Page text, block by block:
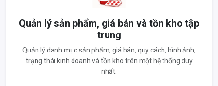
Quản lý sản phẩm, giá bán và tồn kho tập
trung
Quản lý danh mục sản phẩm, giá bán, quy cách, hình ảnh,
trạng thái kinh doanh và tồn kho trên một hệ thống duy
nhất.